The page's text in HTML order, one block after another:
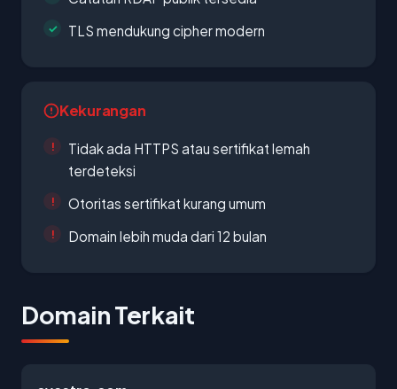
TLS mendukung cipher modern
Kekurangan
Tidak ada HTTPS atau sertifikat lemah
terdeteksi
Otoritas sertifikat kurang umum
Domain lebih muda dari 12 bulan
Domain Terkait